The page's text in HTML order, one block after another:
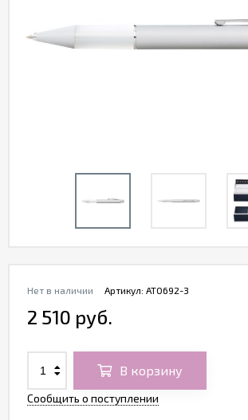
Артикул: AT0692-3
Нет в наличии
2 510 руб.
В корзину
Сообщить о поступлении